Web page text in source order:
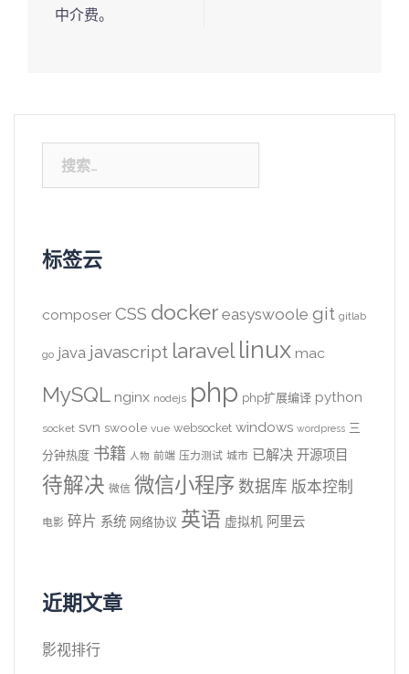
中介费。
索：
标签云
composer CSS docker easyswoole git gitlab
go java javascript laravel linux mac
MySQL nginx nodejs php php扩展编译 python
socket svn swoole vue websocket windows wordpress 三
分钟热度 书籍 人物 前端 压力测试 城市 已解决 开源项目
待解决 微信 微信小程序 数据库 版本控制
电影 碎片 系统 网络协议 英语 虚拟机 阿里云
近期文章
影视排行